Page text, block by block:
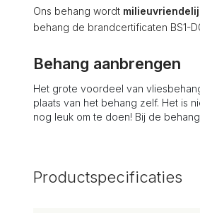
Ons behang wordt
behang de brandcertificaten BS1-
Behang aanbrengen
Het grote voordeel van
plaats van het behang zelf. Het is
nog leuk om te doen! Bij de
Productspecificaties